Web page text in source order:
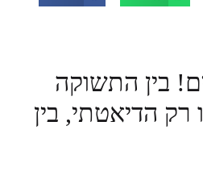
בין התשוקה
הדיאטתי, בין